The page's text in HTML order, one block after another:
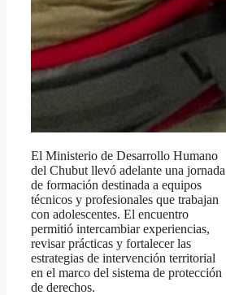
El Ministerio de Desarrollo Humano
del Chubut llevó adelante una jornada
de formación destinada a equipos
técnicos y profesionales que trabajan
con adolescentes. El encuentro
permitió intercambiar experiencias,
revisar prácticas y fortalecer las
estrategias de intervención territorial
en el marco del sistema de protección
de derechos.